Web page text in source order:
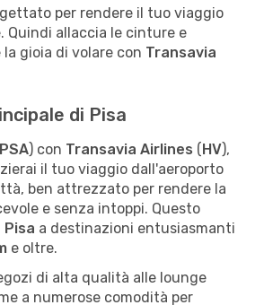
per rendere il tuo viaggio
Quindi allaccia le cinture e
gioia di volare con Transavia
di Pisa
PSA) con Transavia Airlines (HV),
il tuo viaggio dall'aeroporto
ben attrezzato per rendere la
e senza intoppi. Questo
Pisa a destinazioni entusiasmanti
e oltre.
di alta qualità alle lounge
a numerose comodità per